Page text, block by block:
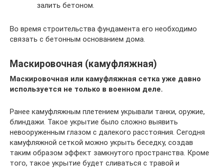
залить бетоном.
Во время строительства фундамента его необходимо
связать с бетонным основанием дома.
Маскировочная (камуфляжная)
Маскировочная или камуфляжная сетка уже давно
используется не только в военном деле.
Ранее камуфляжным плетением укрывали танки, оружие,
блиндажи. Такое укрытие было сложно выявить
невооруженным глазом с далекого расстояния. Сегодня
камуфляжной сеткой можно укрыть беседку, создав
таким образом эффект замкнутого пространства. Кроме
того, такое укрытие будет сливаться с травой и